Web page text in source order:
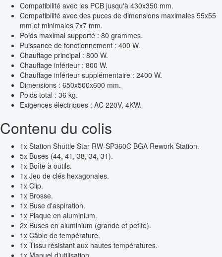
Compatibilité avec les PCB jusqu'à 430x350 mm.
Compatibilité avec des puces de dimensions maximales 55x55
mm et minimales 7x7 mm.
Poids maximal supporté : 80 grammes.
Puissance de fonctionnement : 400 W.
Chauffage principal : 800 W.
Chauffage inférieur : 800 W.
Chauffage inférieur supplémentaire : 2400 W.
Dimensions : 650x500x600 mm.
Poids total : 36 kg.
Exigences électriques : AC 220V, 4KW.
Contenu du colis
1x Station Shuttle Star RW-SP360C BGA Rework Station.
5x Buses (44, 41, 38, 34, 31).
1x Boîte à outils.
1x Jeu de clés hexagonales.
1x Clip.
1x Brosse.
1x Buse d'aspiration.
1x Plaque en aluminium.
2x Buses en aluminium (grande et petite).
1x Câble de température.
1x Tissu résistant aux hautes températures.